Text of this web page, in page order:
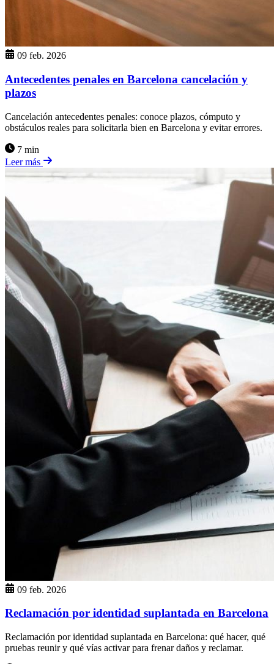
09 feb. 2026
Antecedentes penales en Barcelona cancelación y
plazos
Cancelación antecedentes penales: conoce plazos, cómputo y
obstáculos reales para solicitarla bien en Barcelona y evitar errores.
7 min
Leer más
09 feb. 2026
Reclamación por identidad suplantada en Barcelona
Reclamación por identidad suplantada en Barcelona: qué hacer, qué
pruebas reunir y qué vías activar para frenar daños y reclamar.